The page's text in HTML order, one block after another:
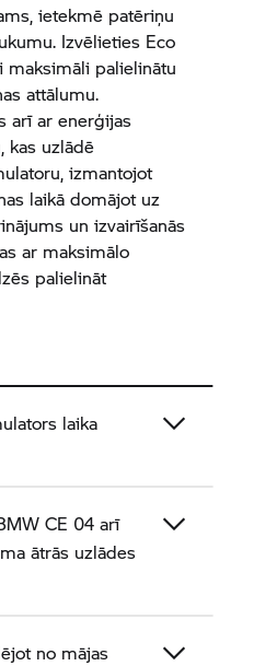
ietekmē patēriņu
Izvēlieties Eco
maksimāli palielinātu
attālumu.
arī ar enerģijas
kas uzlādē
izmantojot
laikā domājot uz
un izvairīšanās
ar maksimālo
palielināt
laika
CE 04 arī
ātrās uzlādes
no mājas